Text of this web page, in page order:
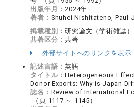
出版年月：2024年
著者： Shuhei Nishitateno, Paul
掲載種別：研究論文（学術雑誌）
共著区分：共著
外部サイトへのリンクを表示
記述言語：英語
タイトル：Heterogeneous
Donor Exports: Why is Japan
誌名： Review of International
（頁 1117 ～ 1145）